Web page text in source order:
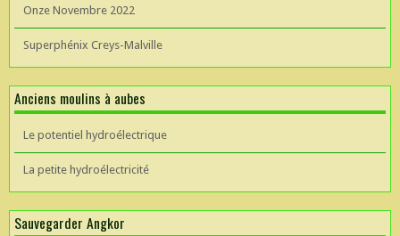
Onze Novembre 2022
Superphénix Creys-Malville
Anciens moulins à aubes
Le potentiel hydroélectrique
La petite hydroélectricité
Sauvegarder Angkor